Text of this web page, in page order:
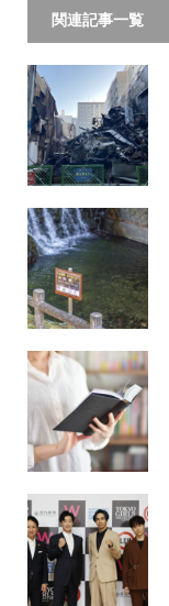
関連記事一覧